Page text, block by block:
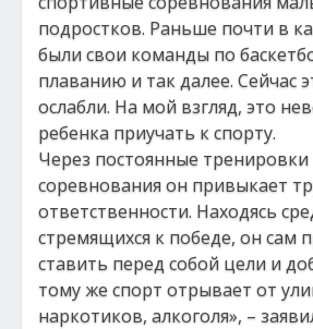
подростков. Раньше почти в
были свои команды по
плаванию и так далее. Сейчас
ослабли. На мой взгляд, это
ребенка приучать к спорту.
Через постоянные тренировки
соревнования он привыкает
ответственности. Находясь
стремящихся к победе, он сам
ставить перед собой цели и
тому же спорт отрывает от
наркотиков, алкоголя», –